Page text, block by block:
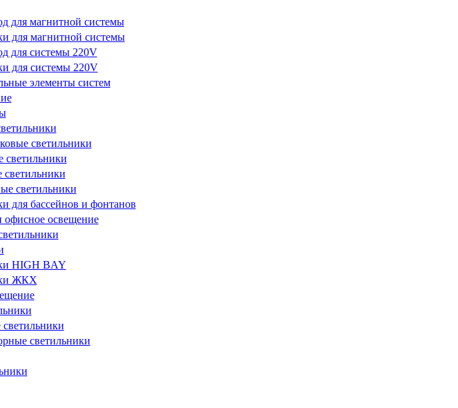
для магнитной системы
для магнитной системы
для системы 220V
для системы 220V
элементы систем
светильники
светильники
светильники
светильники
для бассейнов и фонтанов
освещение
HIGH BAY
ЖКХ
светильники